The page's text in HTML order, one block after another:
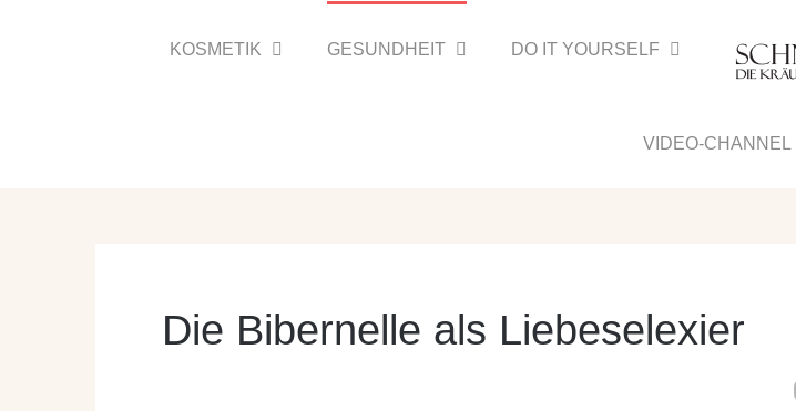
KOSMETIK GESUNDHEIT DO IT YOURSELF
VIDEO-CHANNEL
Die Bibernelle als Liebeselexier